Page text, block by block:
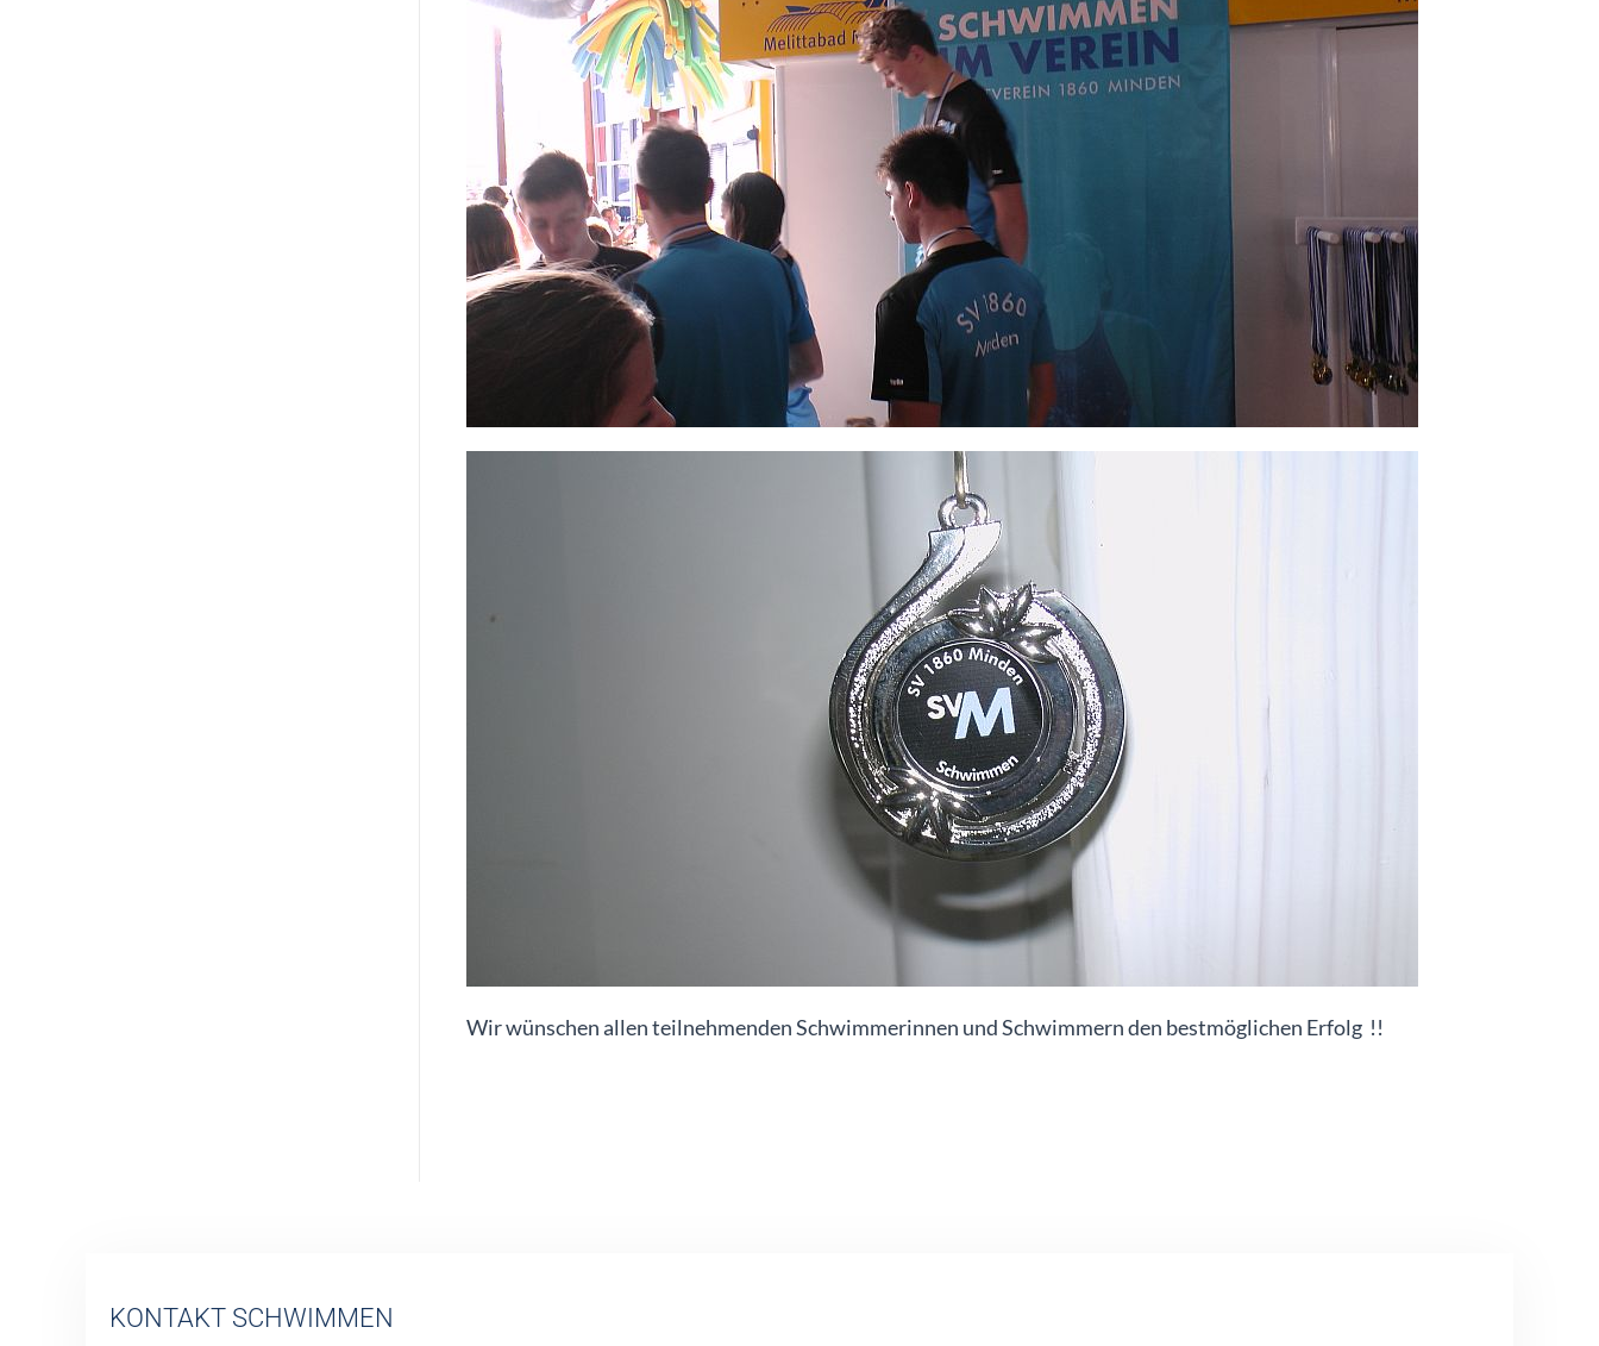
Wir wünschen allen teilnehmenden Schwimmerinnen und Schwimmern den bestmöglichen Erfolg !!
KONTAKT SCHWIMMEN